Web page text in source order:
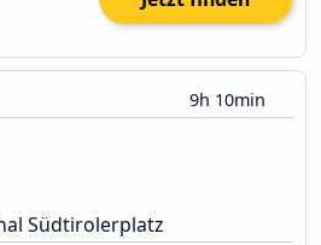
9h 10min
Südtirolerplatz